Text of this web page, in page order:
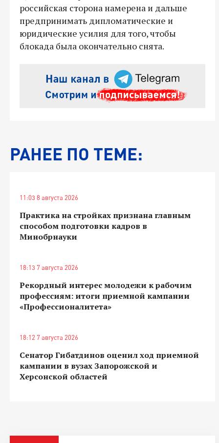
российская сторона намерена и дальше
предпринимать дипломатические и
юридические усилия для того, чтобы
блокада была окончательно снята.
РАНЕЕ ПО ТЕМЕ:
11:03 8 августа 2026
Практика на стройках признана главным
способом подготовки кадров в
Минобрнауки
18:13 7 августа 2026
Рекордный интерес молодежи к рабочим
профессиям: итоги приемной кампании
«Профессионалитета»
18:12 7 августа 2026
Сенатор Гибатдинов оценил ход приемной
кампании в вузах Запорожской и
Херсонской областей